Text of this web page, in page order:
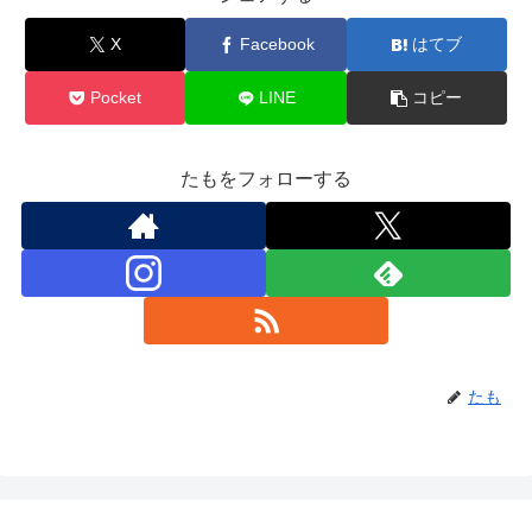
X Facebook はてブ
Pocket LINE コピー
たもをフォローする
たも